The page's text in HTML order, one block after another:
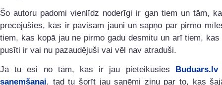
Šo autoru padomi vienlīdz noderīgi ir gan tiem un tām,
precējušies, kas ir pavisam jauni un sapņo par pirmo
tiem, kas kopā jau ne pirmo gadu desmitu un arī tiem,
pusīti ir vai nu pazaudējuši vai vēl nav atraduši.
Ja tu esi no tām, kas ir jau pieteikusies Buduars.lv
saņemšanai, tad tu šorīt jau saņēmi ziņu par to, kas